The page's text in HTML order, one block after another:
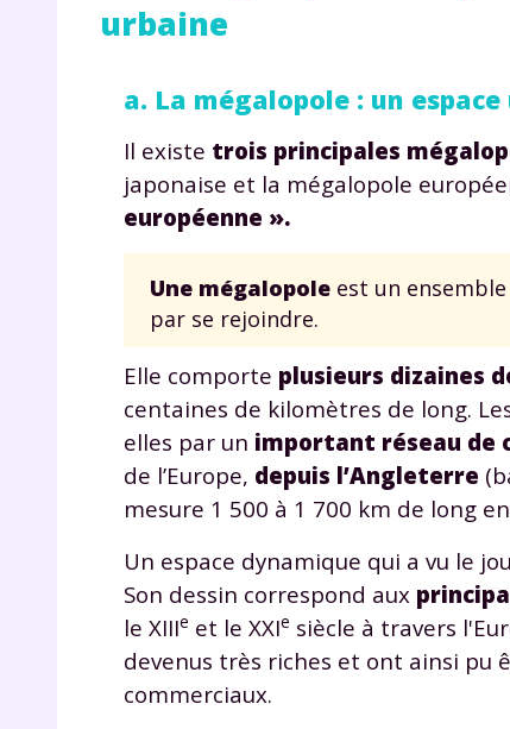
urbaine
a. La mégalopole : un
Il existe trois principales
japonaise et la mégalopole
européenne ».
Une mégalopole est un
par se rejoindre.
Elle comporte plusieurs dizaines
centaines de kilomètres de long.
elles par un important réseau de
de l’Europe, depuis l’Angleterre
mesure 1 500 à 1 700 km de long
Un espace dynamique qui a vu le
Son dessin correspond aux
le XIIIe et le XXIe siècle à travers
devenus très riches et ont ainsi pu
commerciaux.